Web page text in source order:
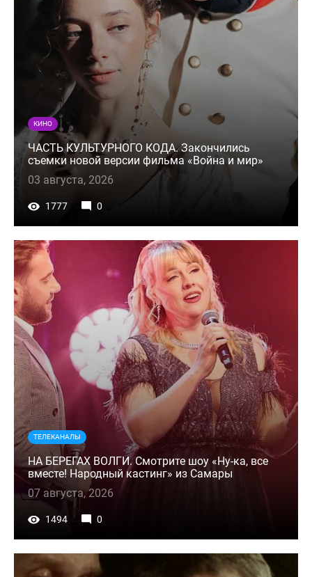
КИНО
ЧАСТЬ КУЛЬТУРНОГО КОДА. Закончились
съемки новой версии фильма «Война и мир»
03 августа, 2026
1777 0
ТЕЛЕКАНАЛЫ
НА БЕРЕГАХ ВОЛГИ. Смотрите шоу «Ну-ка, все
вместе! Народный кастинг» из Самары
07 августа, 2026
1494 0